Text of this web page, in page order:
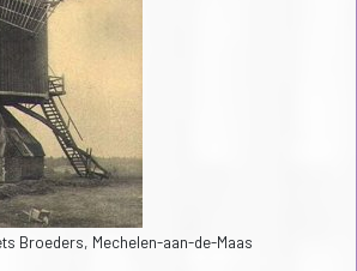
Broeders, Mechelen-aan-de-Maas